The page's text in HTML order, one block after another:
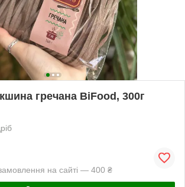
гречана BiFood, 300г
на сайті — 400 ₴